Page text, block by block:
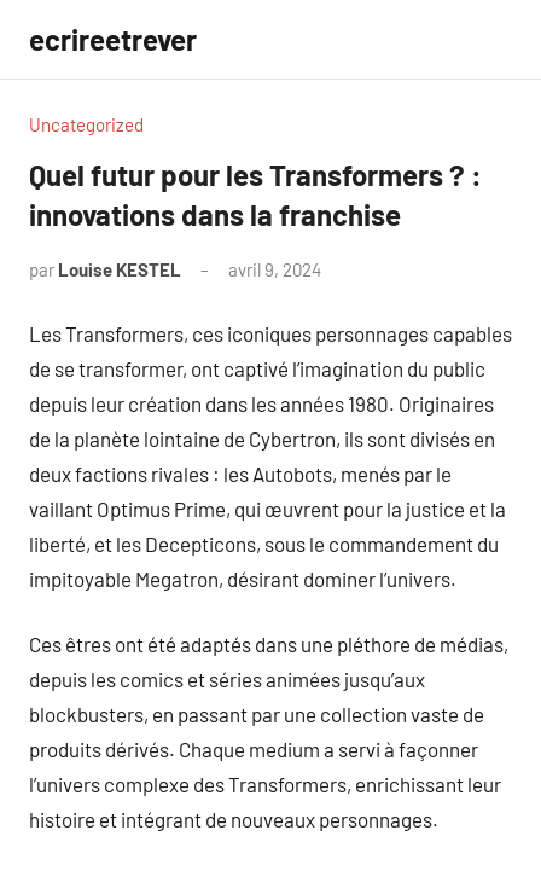
contenu
ecrireetrever
Uncategorized
Quel futur pour les Transformers ? :
innovations dans la franchise
par Louise KESTEL avril 9, 2024
Les Transformers, ces iconiques personnages capables
de se transformer, ont captivé l’imagination du public
depuis leur création dans les années 1980. Originaires
de la planète lointaine de Cybertron, ils sont divisés en
deux factions rivales : les Autobots, menés par le
vaillant Optimus Prime, qui œuvrent pour la justice et la
liberté, et les Decepticons, sous le commandement du
impitoyable Megatron, désirant dominer l’univers.
Ces êtres ont été adaptés dans une pléthore de médias,
depuis les comics et séries animées jusqu’aux
blockbusters, en passant par une collection vaste de
produits dérivés. Chaque medium a servi à façonner
l’univers complexe des Transformers, enrichissant leur
histoire et intégrant de nouveaux personnages.